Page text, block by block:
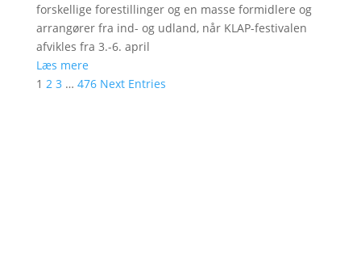
forskellige forestillinger og en masse formidlere og
arrangører fra ind- og udland, når KLAP-festivalen
afvikles fra 3.-6. april
Læs mere
1 2 3 … 476 Next Entries